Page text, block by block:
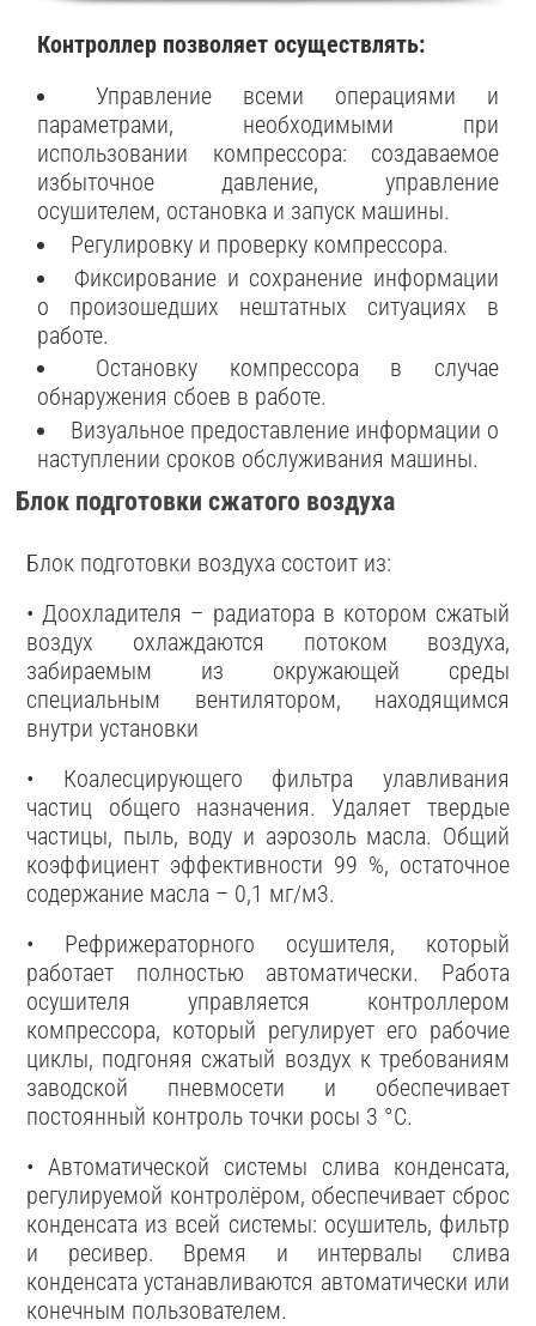
Контроллер позволяет осуществлять:
Управление всеми операциями и
параметрами, необходимыми при
использовании компрессора: создаваемое
избыточное давление, управление
осушителем, остановка и запуск машины.
Регулировку и проверку компрессора.
Фиксирование и сохранение информации
о произошедших нештатных ситуациях в
работе.
Остановку компрессора в случае
обнаружения сбоев в работе.
Визуальное предоставление информации о
наступлении сроков обслуживания машины.
Блок подготовки сжатого воздуха
Блок подготовки воздуха состоит из:
• Доохладителя – радиатора в котором сжатый
воздух охлаждаются потоком воздуха,
забираемым из окружающей среды
специальным вентилятором, находящимся
внутри установки
• Коалесцирующего фильтра улавливания
частиц общего назначения. Удаляет твердые
частицы, пыль, воду и аэрозоль масла. Общий
коэффициент эффективности 99 %, остаточное
содержание масла – 0,1 мг/м3.
• Рефрижераторного осушителя, который
работает полностью автоматически. Работа
осушителя управляется контроллером
компрессора, который регулирует его рабочие
циклы, подгоняя сжатый воздух к требованиям
заводской пневмосети и обеспечивает
постоянный контроль точки росы 3 °C.
• Автоматической системы слива конденсата,
регулируемой контролёром, обеспечивает сброс
конденсата из всей системы: осушитель, фильтр
и ресивер. Время и интервалы слива
конденсата устанавливаются автоматически или
конечным пользователем.